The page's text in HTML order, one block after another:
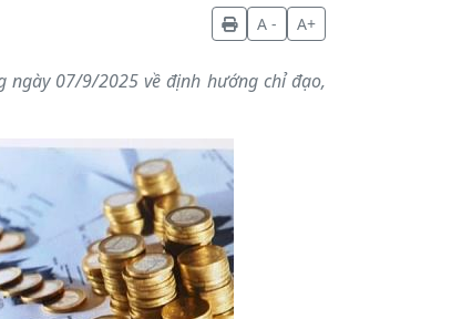
A - A+
ngày 07/9/2025 về định hướng chỉ đạo,